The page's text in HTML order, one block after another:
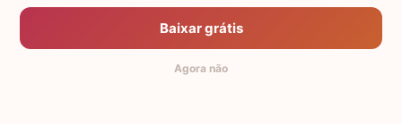
AGRADECIMENTO PARA PADRE
HOMENAGEM PARA AMIGA
TODAS AS CATEGORIAS
Baixar grátis
Agora não